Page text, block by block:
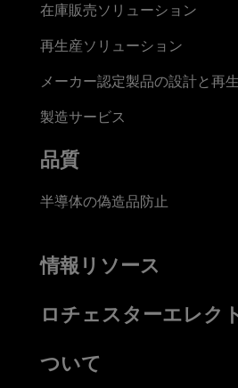
在庫販売ソリューション
再生産ソリューション
メーカー認定製品の設計と再
製造サービス
品質
半導体の偽造品防止
情報リソース
ロチェスターエレク
ついて